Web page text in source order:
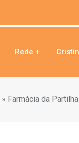
Rede +
» Farmácia da